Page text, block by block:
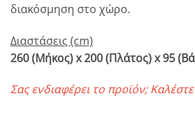
διακόσμηση στο χώρο.
Διαστάσεις (cm)
260 (Μήκος) x 200 (Πλάτος) x 95
Σας ενδιαφέρει το προϊόν;